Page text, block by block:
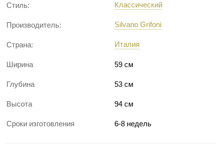
Стиль: Классический
Производитель: Silvano Grifoni
Страна: Италия
Ширина 59 см
Глубина 53 см
Высота 94 см
Сроки изготовления 6-8 недель